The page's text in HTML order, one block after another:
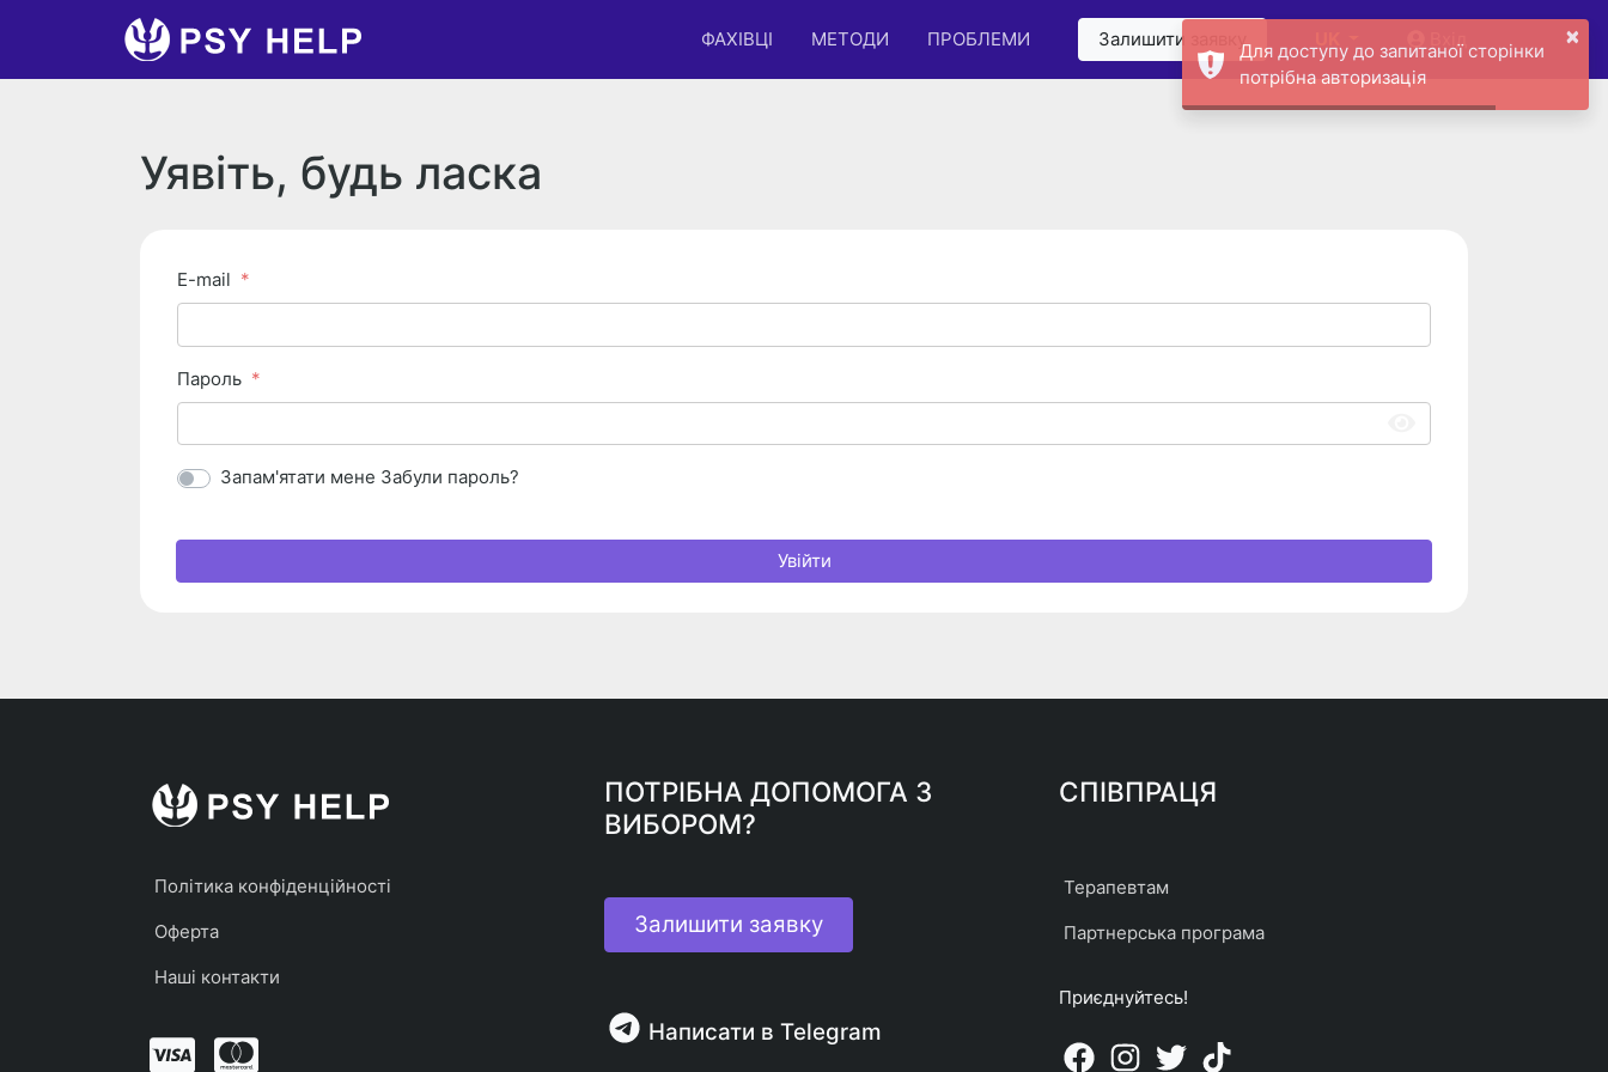
ФАХІВЦІ МЕТОДИ ПРОБЛЕМИ Залишити заявку Вхід
Уявіть, будь ласка
E-mail
Пароль
Запам'ятати мене Забули пароль?
Увійти
Політика конфіденційності
Оферта
Наші контакти
ПОТРІБНА ДОПОМОГА З
ВИБОРОМ?
Залишити заявку
Написати в Telegram
СПІВПРАЦЯ
Терапевтам
Партнерська програма
Приєднуйтесь!
×
Для доступу до запитаної сторінки
потрібна авторизація